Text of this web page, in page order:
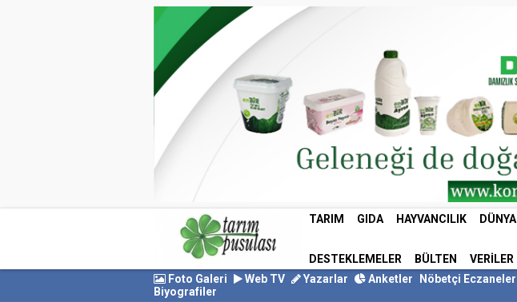
TARIM GIDA HAYVANCILIK DÜNYA
DESTEKLEMELER BÜLTEN VERILER
Foto Galeri
Web TV Yazarlar Anketler Nöbetçi Eczaneler
Biyografiler